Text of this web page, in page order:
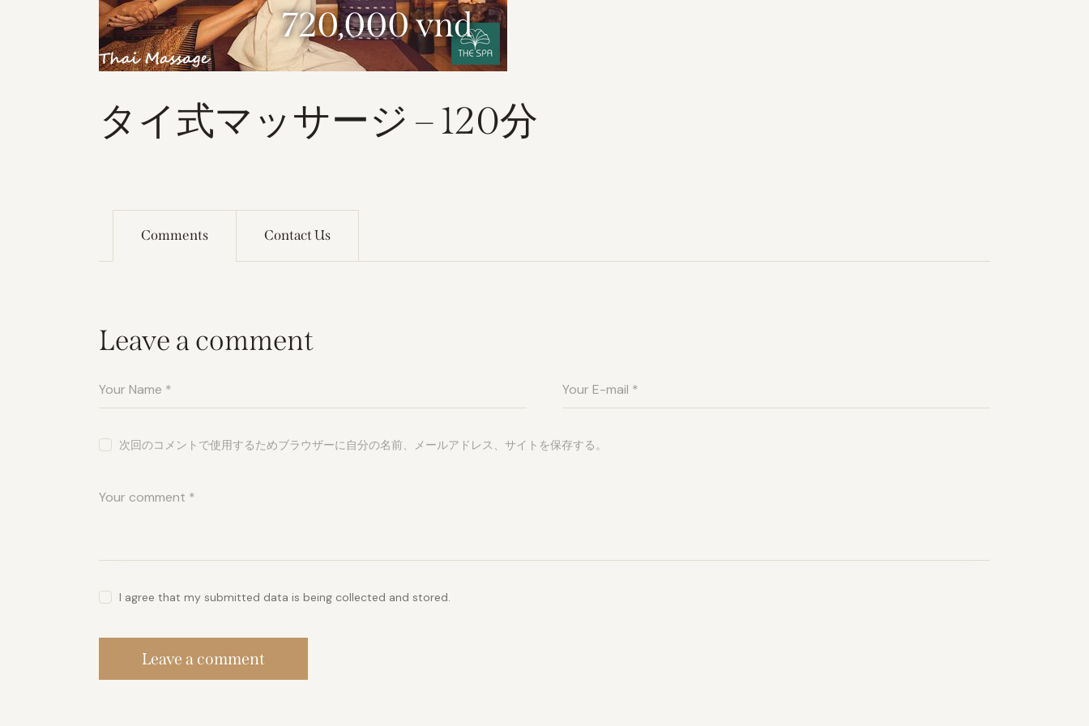
720,000 vnd
タイ式マッサージ – 120分
Comments Contact Us
Leave a comment
次回のコメントで使用するためブラウザーに自分の名前、メールアドレス、サイトを保存する。
I agree that my submitted data is being collected and stored.